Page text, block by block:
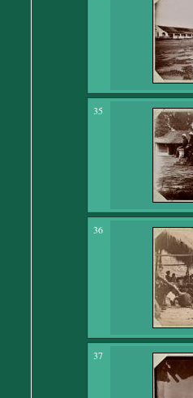
35
36
37